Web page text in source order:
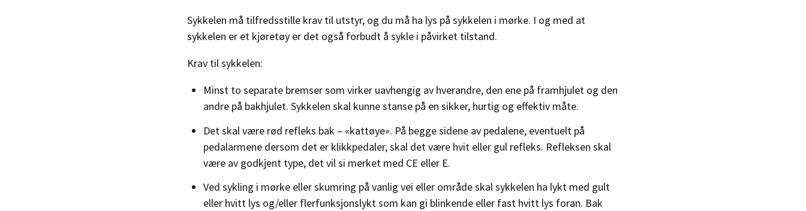
Sykkelen må tilfredsstille krav til utstyr, og du må ha lys på sykkelen i mørke. I og med at
sykkelen er et kjøretøy er det også forbudt å sykle i påvirket tilstand.
Krav til sykkelen:
Minst to separate bremser som virker uavhengig av hverandre, den ene på framhjulet og den
andre på bakhjulet. Sykkelen skal kunne stanse på en sikker, hurtig og effektiv måte.
Det skal være rød refleks bak – «kattøye». På begge sidene av pedalene, eventuelt på
pedalarmene dersom det er klikkpedaler, skal det være hvit eller gul refleks. Refleksen skal
være av godkjent type, det vil si merket med CE eller E.
Ved sykling i mørke eller skumring på vanlig vei eller område skal sykkelen ha lykt med gult
eller hvitt lys og/eller flerfunksjonslykt som kan gi blinkende eller fast hvitt lys foran. Bak